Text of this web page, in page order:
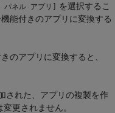
パネル アプリ]
を選択するこ
能付きのアプリに変換する
のアプリに変換すると、
された、アプリの複製を作
更されません。